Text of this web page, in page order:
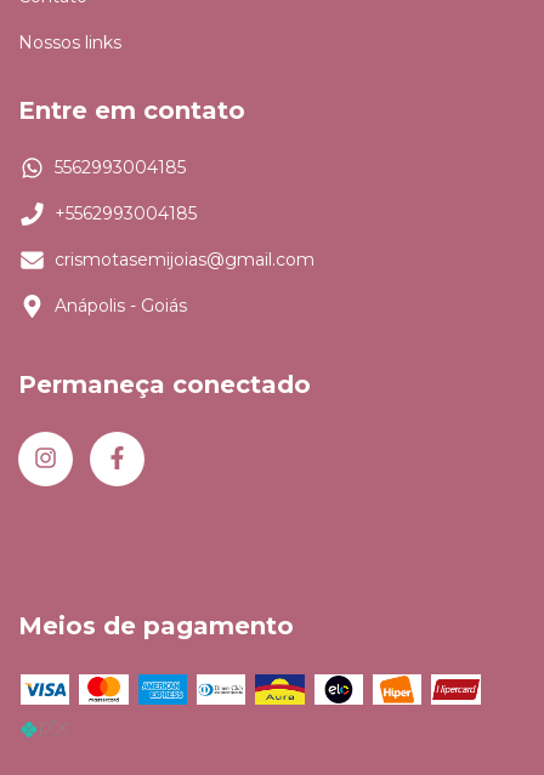
Nossos links
Entre em contato
5562993004185
+5562993004185
crismotasemijoias@gmail.com
Anápolis - Goiás
Permaneça conectado
Meios de pagamento